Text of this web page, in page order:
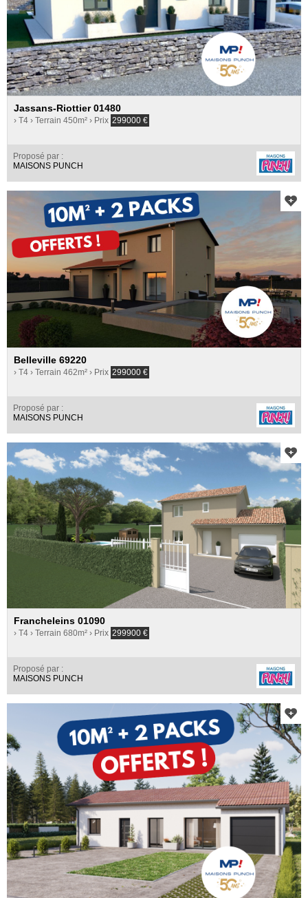
Jassans-Riottier 01480
› T4 › Terrain 450m² › Prix 299000 €
Proposé par :
MAISONS PUNCH
Belleville 69220
› T4 › Terrain 462m² › Prix 299000 €
Proposé par :
MAISONS PUNCH
Francheleins 01090
› T4 › Terrain 680m² › Prix 299900 €
Proposé par :
MAISONS PUNCH